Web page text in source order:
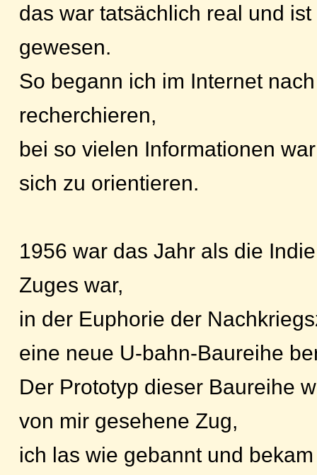
das war tatsächlich real und
gewesen.
So begann ich im Internet
recherchieren,
bei so vielen Informationen
sich zu orientieren.
1956 war das Jahr als die
Zuges war,
in der Euphorie der
eine neue U-bahn-Baureihe
Der Prototyp dieser Baureihe
von mir gesehene Zug,
ich las wie gebannt und